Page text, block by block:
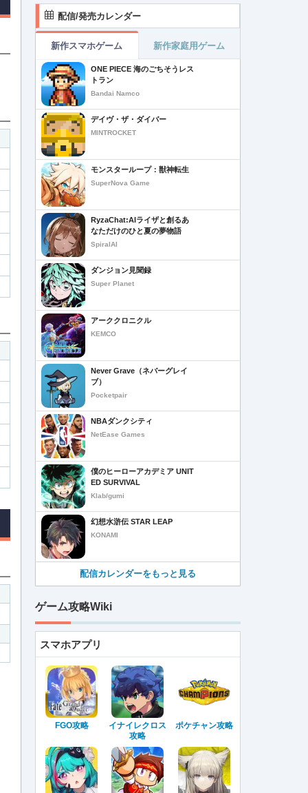
配信/発売カレンダー
新作スマホゲーム 新作家庭用ゲーム
ONE PIECE 海のごちそうレス
トラン
Bandai Namco
デイヴ・ザ・ダイバー
MINTROCKET
モンスターループ：獣神転生
SuperNova Game
RyzaChat:AIライザと創るあ
なただけのひと夏の夢物語
SpiralAI
ダンジョン見聞録
Super Planet
アーククロニクル
KEMCO
Never Grave（ネバーグレイ
ブ）
Pocketpair
NBAダンクシティ
NetEase Games
僕のヒーローアカデミア UNIT
ED SURVIVAL
Klab/gumi
幻想水滸伝 STAR LEAP
KONAMI
配信カレンダーをもっと見る
ゲーム攻略Wiki
スマホアプリ
FGO攻略
イナイレクロス
攻略
ポケチャン攻略